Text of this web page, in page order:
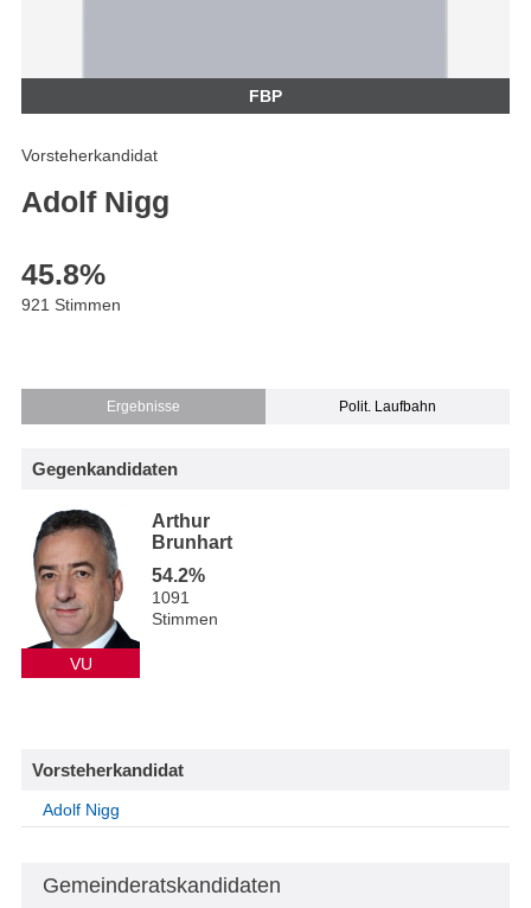
FBP
Vorsteherkandidat
Adolf Nigg
45.8%
921 Stimmen
Ergebnisse Polit. Laufbahn
Gegenkandidaten
VU
Arthur
Brunhart
54.2%
1091
Stimmen
Vorsteherkandidat
Adolf Nigg
Gemeinderatskandidaten